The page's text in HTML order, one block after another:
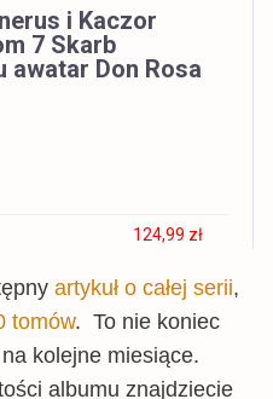
i Kaczor
7 Skarb
awatar Don Rosa
124,99 zł
artykuł o całej serii,
tomów. To nie koniec
kolejne miesiące.
albumu znajdziecie